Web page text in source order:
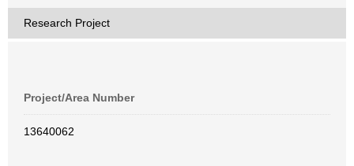
Research Project
Project/Area Number
13640062